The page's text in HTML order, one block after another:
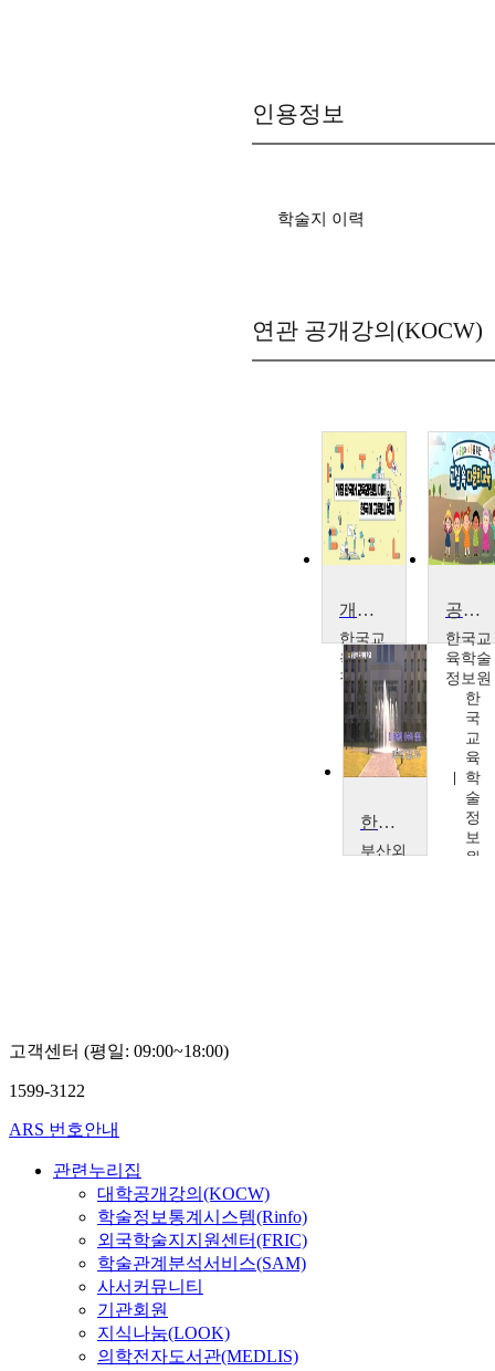
인용정보
학술지 이력
연관 공개강의(KOCW)
개정 한국어 교육과정의 이해 및 한국어교육의 실제
한국교
육학술
정보원
한
국
교
육
학
정
원
공감과 소통을 위한 교실 속 다문화교육
한국교
육학술
정보원
한
국
교
육
학
술
정
보
원
한태관계 이슈와 쟁점
부산외
고객센터 (평일: 09:00~18:00)
1599-3122
ARS 번호안내
관련누리집
대학공개강의(KOCW)
학술정보통계시스템(Rinfo)
외국학술지지원센터(FRIC)
학술관계분석서비스(SAM)
사서커뮤니티
기관회원
지식나눔(LOOK)
의학전자도서관(MEDLIS)